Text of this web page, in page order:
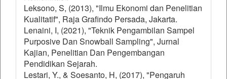
Leksono, S, (2013), "Ilmu Ekonomi dan Penelitian
Kualitatif", Raja Grafindo Persada, Jakarta.
Lenaini, I, (2021), "Teknik Pengambilan Sampel
Purposive Dan Snowball Sampling", Jurnal
Kajian, Penelitian Dan Pengembangan
Pendidikan Sejarah.
Lestari, Y., & Soesanto, H, (2017), "Pengaruh